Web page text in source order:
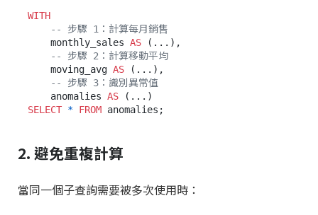
WITH
-- 步驟 1：計算每月銷售
    monthly_sales
AS (...),
-- 步驟 2：計算移動平均
    moving_avg
AS (...),
-- 步驟 3：識別異常值
    anomalies
AS
SELECT * FROM
2. 避免重複計算
當同一個子查詢需要被多次使用時：